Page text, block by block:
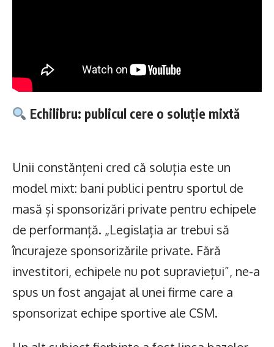
Echilibru: publicul cere o soluție mixtă
Unii constănțeni cred că soluția este un
model mixt: bani publici pentru sportul de
masă și sponsorizări private pentru echipele
de performanță. „Legislația ar trebui să
încurajeze sponsorizările private. Fără
investitori, echipele nu pot supraviețui”, ne-a
spus un fost angajat al unei firme care a
sponsorizat echipe sportive ale CSM.